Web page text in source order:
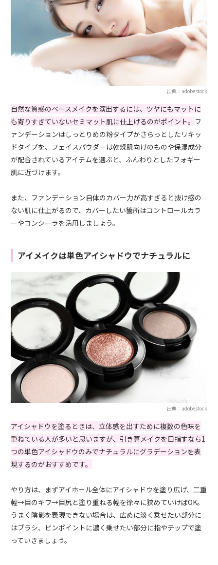
出典：adobestock
自然な質感のベースメイクを演出するには、ツヤにもマットに
も寄りすぎていないセミマット肌に仕上げるのがポイント。 フ
ァンデーションはしっとりめの粉タイプかさらっとしたリキッ
ドタイプを、フェイスパウダーは乾燥肌向けのものや保湿成分
が配合されているアイテムを選ぶと、ふんわりとしたフォギー
肌に近づけます。
また、ファンデーション自体のカバー力が高すぎると抜け感の
ない肌に仕上がるので、カバーしたい箇所はコントロールカラ
ーやコンシーラを活用しましょう。
アイメイクは単色アイシャドウでナチュラルに
出典：adobestock
アイシャドウを塗るときは、立体感を出すために複数の色味を
重ねている人が多いと思いますが、引き算メイクを目指すなら1
つの単色アイシャドウのみでナチュラルにグラデーションを表
現するのがおすすめです。
やり方は、まずアイホール全体にアイシャドウを塗り広げ、二重
幅→目のキワ→目尻と塗り重ねる幅を徐々に狭めていけばOK。
うまく陰影を表現できない場合は、広めに淡く乗せたい部分に
はブラシ、ピンポイントに濃く乗せたい部分に指やチップで塗
っていきましょう。